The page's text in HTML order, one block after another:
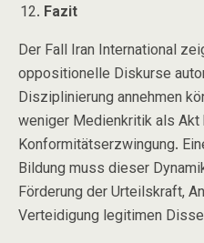
Fazit
Der Fall Iran International
oppositionelle Diskurse
Disziplinierung annehmen
weniger Medienkritik als
Konformitätserzwingung.
Bildung muss dieser
Förderung der Urteilskraft,
Verteidigung legitimen